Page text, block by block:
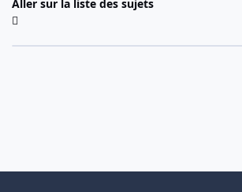
Aller sur la liste des sujets